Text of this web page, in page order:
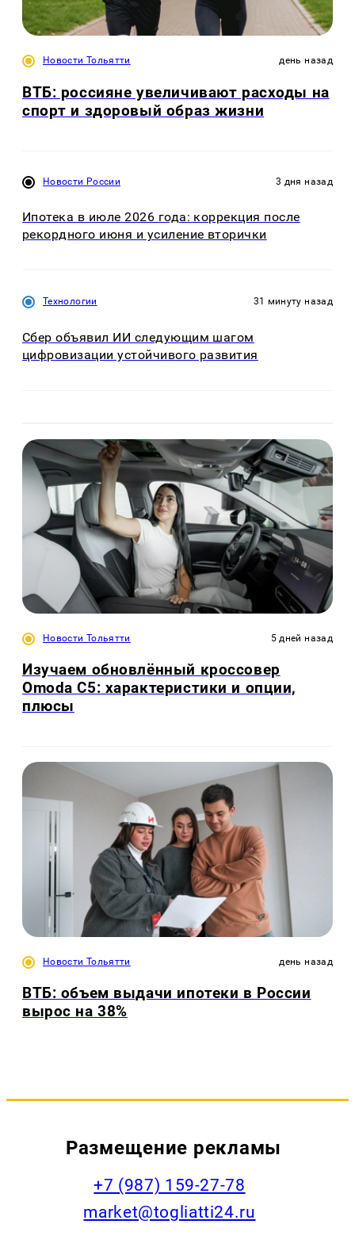
Новости Тольятти день назад
ВТБ: россияне увеличивают расходы на
спорт и здоровый образ жизни
Новости России 3 дня назад
Ипотека в июле 2026 года: коррекция после
рекордного июня и усиление вторички
Технологии 31 минуту назад
Сбер объявил ИИ следующим шагом
цифровизации устойчивого развития
Новости Тольятти 5 дней назад
Изучаем обновлённый кроссовер
Omoda C5: характеристики и опции,
плюсы
Новости Тольятти день назад
ВТБ: объем выдачи ипотеки в России
вырос на 38%
Размещение рекламы
+7 (987) 159-27-78
market@togliatti24.ru